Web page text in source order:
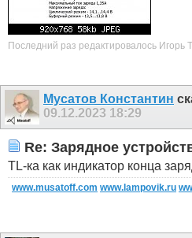
Последний раз редактировалось Игорь
Мусатов Константин
09.12.2023 18:29
Re: Зарядное
TL-ка как индикатор конца
www.musatoff.com www.lampovik.ru